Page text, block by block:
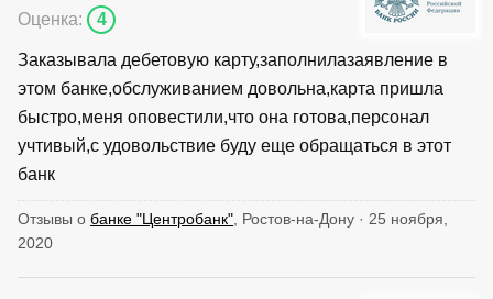
Оценка: 4
Заказывала дебетовую карту,заполнилазаявление в
этом банке,обслуживанием довольна,карта пришла
быстро,меня оповестили,что она готова,персонал
учтивый,с удовольствие буду еще обращаться в этот
банк
Отзывы о банке "Центробанк" , Ростов-на-Дону · 25 ноября,
2020